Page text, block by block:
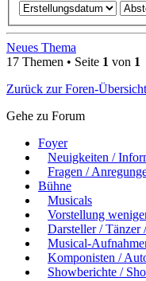
Neues Thema
17 Themen • Seite 1 von 1
Zurück zur Foren-Übersicht
Gehe zu Forum
Foyer
Neuigkeiten /
Fragen /
Bühne
Musicals
Vorstellung
Darsteller / Tänzer
Musical-
Komponisten /
Showberichte /